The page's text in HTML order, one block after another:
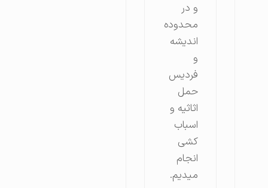
محدوده
اندیشه
فردیس
حمل
اثاثیه و
اسباب
کشی
انجام
میدیم.